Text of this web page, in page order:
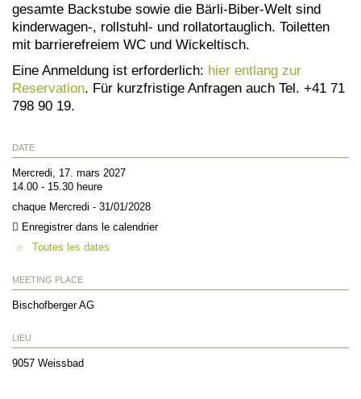
gesamte Backstube sowie die Bärli-Biber-Welt sind
kinderwagen-, rollstuhl- und rollatortauglich. Toiletten
mit barrierefreiem WC und Wickeltisch.
Eine Anmeldung ist erforderlich: hier entlang zur
Reservation . Für kurzfristige Anfragen auch Tel. +41 71
798 90 19.
DATE
Mercredi, 17. mars 2027
14.00 - 15.30 heure
chaque Mercredi - 31/01/2028
Enregistrer dans le calendrier
Toutes les dates
MEETING PLACE
Bischofberger AG
LIEU
9057 Weissbad